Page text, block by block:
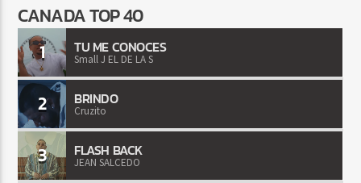
CANADA TOP 40
1 TU ME CONOCES
Small J EL DE LA S
2 BRINDO
Cruzito
3 FLASH BACK
JEAN SALCEDO